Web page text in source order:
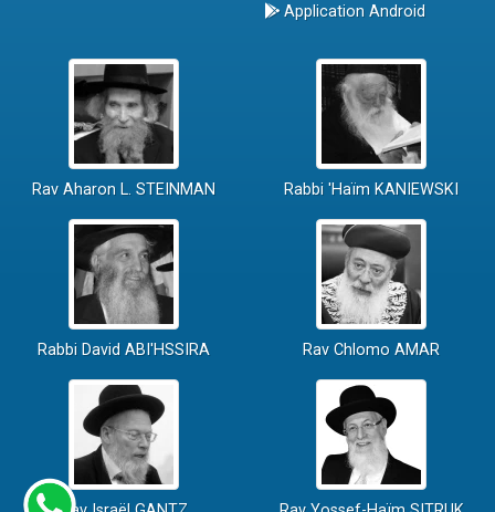
Application Android
Rav Aharon L. STEINMAN Rabbi 'Haïm KANIEWSKI
Rabbi David ABI'HSSIRA Rav Chlomo AMAR